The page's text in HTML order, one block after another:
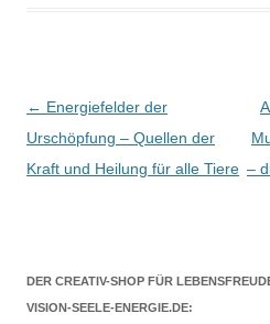
Beitragsnavigation
← Energiefelder der
Urschöpfung – Quellen der
Kraft und Heilung für alle Tiere –
DER CREATIV-SHOP FÜR
VISION-SEELE-ENERGIE.DE: